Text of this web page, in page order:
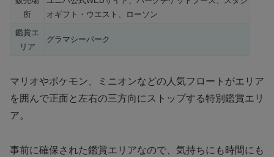
所
オギフト・ウエスト、ローソン
鑑賞エ
リア
グラマシーパーク
マリオやポケモン、ミニオンなどの人気フロートがエリア
を囲んで正面と左右の三方向にストップする特別鑑賞エリ
ア。
事前に確保された鑑賞エリアなので、気持ちにも時間にも